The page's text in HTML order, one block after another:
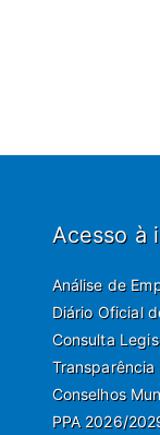
Acesso à
Análise de
Diário Oficial
Consulta
Transparência
Conselhos
PPA 2026/